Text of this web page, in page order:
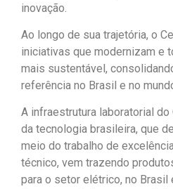
inovação.
Ao longo de sua trajetória, o
iniciativas que modernizam e
mais sustentável,
referência no Brasil e no
A infraestrutura laboratorial
da tecnologia brasileira, que
meio do trabalho de
técnico, vem trazendo
para o setor elétrico, no Brasil